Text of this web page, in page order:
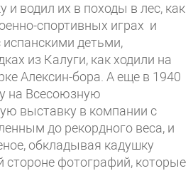
и водил их в походы в лес, как
спортивных играх и
детьми,
из Калуги, как ходили на
Алексин-бора. А еще в 1940
на Всесоюзную
выставку в компании с
до рекордного веса, и
обкладывая кадушку
стороне фотографий, которые